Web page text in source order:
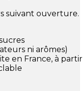
suivant ouverture.
ni arômes)
en France, à